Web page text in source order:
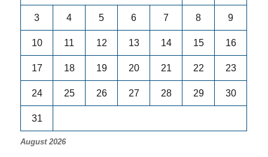
August 2026
3 4 5 6 7 8 9
10 11 12 13 14 15 16
17 18 19 20 21 22 23
24 25 26 27 28 29 30
31